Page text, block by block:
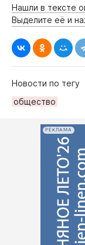
Нашли в тексте
Выделите её и
Новости по тегу
общество
РЕКЛАМА